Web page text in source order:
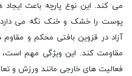
می کند. این نوع پارچه باعث
پوست را خشک و خنک نگه می دارد.
آزاد در قزوین بافتی محکم و مقاوم
مقاومت کند. این ویژگی مهم است،
فعالیت های خارجی مانند ورزش و